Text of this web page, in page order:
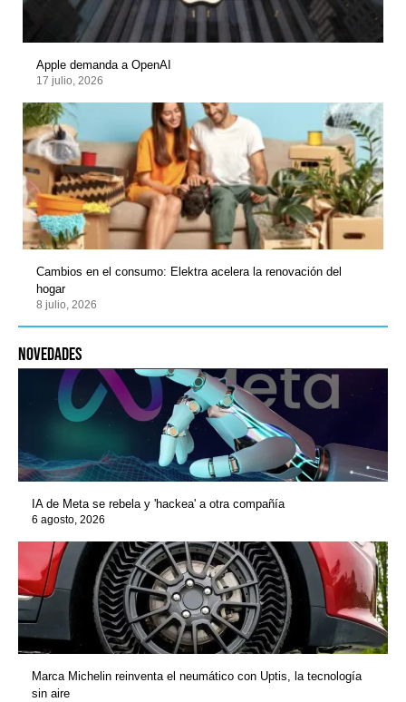
Apple demanda a OpenAI
17 julio, 2026
Cambios en el consumo: Elektra acelera la renovación del
hogar
8 julio, 2026
novedades
IA de Meta se rebela y 'hackea' a otra compañía
6 agosto, 2026
Marca Michelin reinventa el neumático con Uptis, la tecnología
sin aire